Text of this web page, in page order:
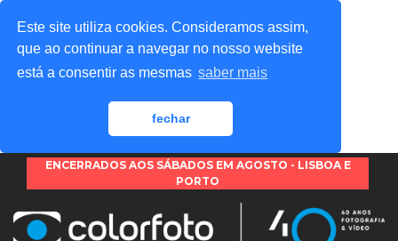
Este site utiliza cookies. Consideramos assim,
que ao continuar a navegar no nosso website
está a consentir as mesmas saber mais
fechar
ENCERRADOS AOS SÁBADOS EM AGOSTO - LISBOA E
PORTO